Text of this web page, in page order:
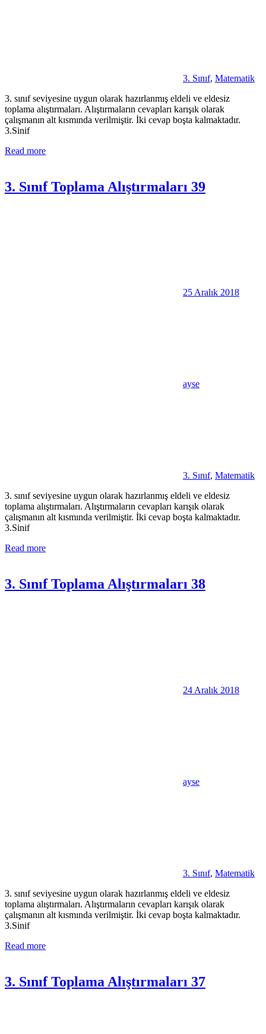
3. Sınıf, Matematik
3. sınıf seviyesine uygun olarak hazırlanmış eldeli ve eldesiz
toplama alıştırmaları. Alıştırmaların cevapları karışık olarak
çalışmanın alt kısmında verilmiştir. İki cevap boşta kalmaktadır.
3.Sinif
Read more
3. Sınıf Toplama Alıştırmaları 39
25 Aralık 2018
ayse
3. Sınıf, Matematik
3. sınıf seviyesine uygun olarak hazırlanmış eldeli ve eldesiz
toplama alıştırmaları. Alıştırmaların cevapları karışık olarak
çalışmanın alt kısmında verilmiştir. İki cevap boşta kalmaktadır.
3.Sinif
Read more
3. Sınıf Toplama Alıştırmaları 38
24 Aralık 2018
ayse
3. Sınıf, Matematik
3. sınıf seviyesine uygun olarak hazırlanmış eldeli ve eldesiz
toplama alıştırmaları. Alıştırmaların cevapları karışık olarak
çalışmanın alt kısmında verilmiştir. İki cevap boşta kalmaktadır.
3.Sinif
Read more
3. Sınıf Toplama Alıştırmaları 37